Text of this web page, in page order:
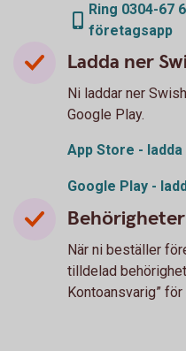
Ring 0304-67
företagsapp
Ladda ner
Ni laddar ner
Google Play.
App Store -
Google Play -
När ni beställer
tilldelad
Kontoansvarig”